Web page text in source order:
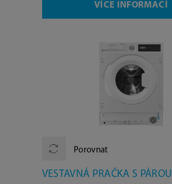
VÍCE INFORMACÍ
Porovnat
VESTAVNÁ PRAČKA S PÁROU